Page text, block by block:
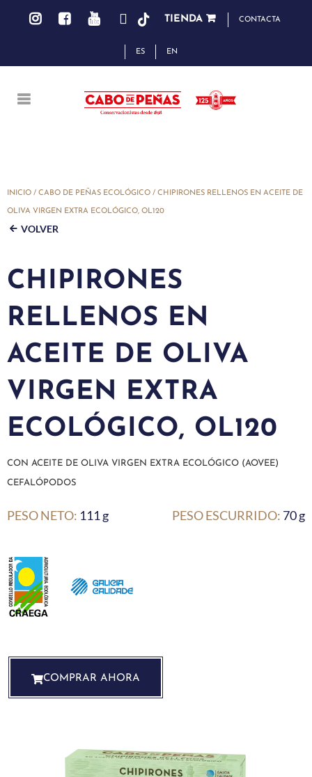
TIENDA CONTACTA
ES EN
INICIO / CABO DE PEÑAS ECOLÓGICO / CHIPIRONES RELLENOS EN ACEITE DE
OLIVA VIRGEN EXTRA ECOLÓGICO, OL120
VOLVER
CHIPIRONES
RELLENOS EN
ACEITE DE OLIVA
VIRGEN EXTRA
ECOLÓGICO, OL120
CON ACEITE DE OLIVA VIRGEN EXTRA ECOLÓGICO (AOVEE)
CEFALÓPODOS
PESO NETO: 111 g PESO ESCURRIDO: 70 g
COMPRAR AHORA